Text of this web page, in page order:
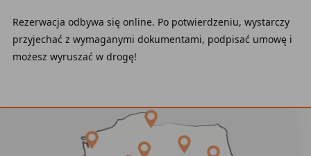
Rezerwacja odbywa się online. Po potwierdzeniu, wystarczy
przyjechać z wymaganymi dokumentami, podpisać umowę i
możesz wyruszać w drogę!